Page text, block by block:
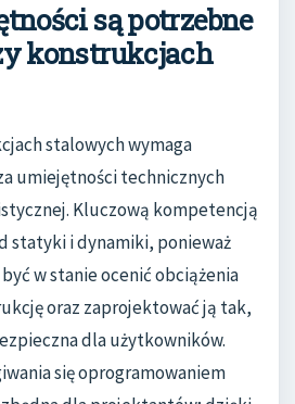
są potrzebne
konstrukcjach
stalowych wymaga
umiejętności technicznych
Kluczową kompetencją
statyki i dynamiki, ponieważ
w stanie ocenić obciążenia
oraz zaprojektować ją tak,
dla użytkowników.
się oprogramowaniem